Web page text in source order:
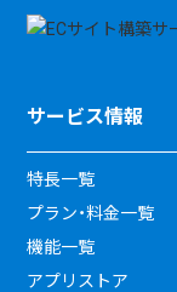
サービス情報
特長一覧
プラン・料金一覧
機能一覧
アプリストア